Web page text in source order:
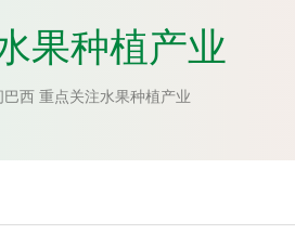
果种植产业
西 重点关注水果种植产业